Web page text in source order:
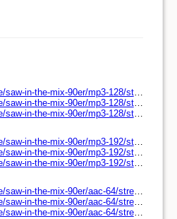
https://stream.radiosaw.de/saw-in-the-mix-90er/mp3-128/stream.radiosaw.de/
https://stream.radiosaw.de/saw-in-the-mix-90er/mp3-128/stream.radiosaw.de/play.pls
https://stream.radiosaw.de/saw-in-the-mix-90er/mp3-128/stream.radiosaw.de/play.m3u
https://stream.radiosaw.de/saw-in-the-mix-90er/mp3-192/stream.radiosaw.de/
https://stream.radiosaw.de/saw-in-the-mix-90er/mp3-192/stream.radiosaw.de/play.pls
https://stream.radiosaw.de/saw-in-the-mix-90er/mp3-192/stream.radiosaw.de/play.m3u
https://stream.radiosaw.de/saw-in-the-mix-90er/aac-64/stream.radiosaw.de/
https://stream.radiosaw.de/saw-in-the-mix-90er/aac-64/stream.radiosaw.de/play.pls
https://stream.radiosaw.de/saw-in-the-mix-90er/aac-64/stream.radiosaw.de/play.m3u